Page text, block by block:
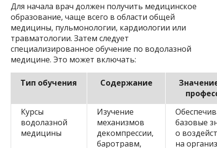
Для начала врач должен получить медицинское
образование, чаще всего в области общей
медицины, пульмонологии, кардиологии или
травматологии. Затем следует
специализированное обучение по водолазной
медицине. Это может включать:
Тип обучения Содержание
Курсы
водолазной
медицины
Изучение
механизмов
декомпрессии,
баротравм,
базовые
о
на